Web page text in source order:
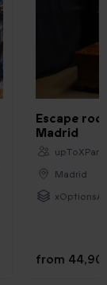
Escape
Madrid
Madrid
from